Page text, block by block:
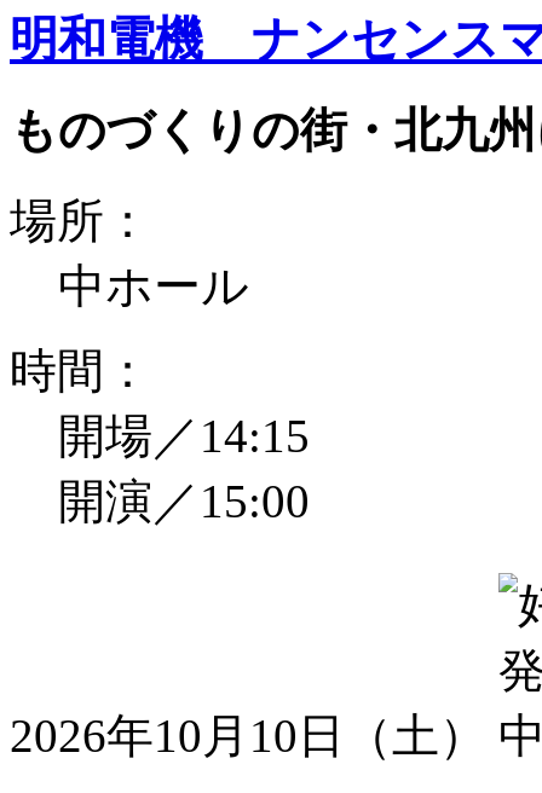
明和電機 ナンセンス
ものづくりの街・北九
場所：
中ホール
時間：
開場／14:15
開演／15:00
2026年10月10日（土）